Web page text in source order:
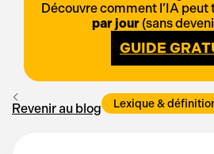
Revenir au blog Lexique &
Découvre comment l’IA peut
par jour(sans
GUIDE